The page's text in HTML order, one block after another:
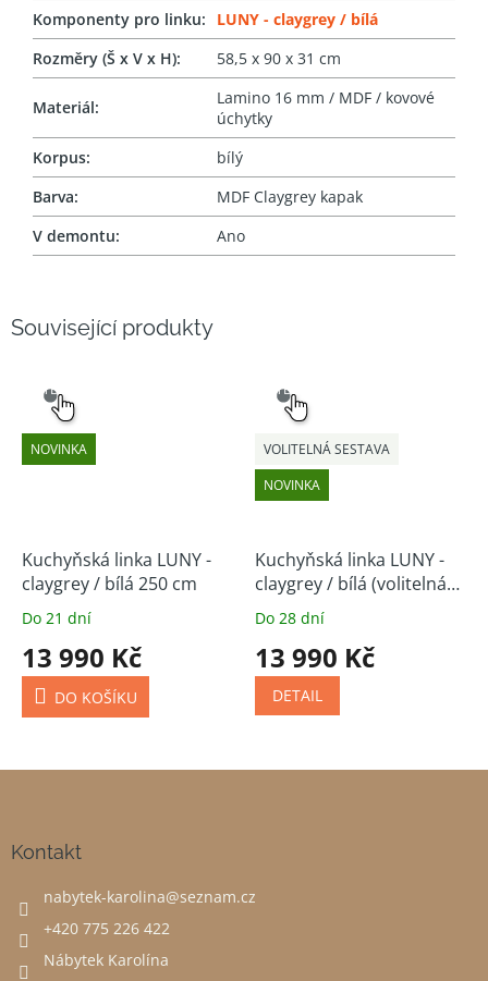
Související produkty
NOVINKA
VÝBĚR
Kuchyňská linka LUNY -
claygrey / bílá 250 cm
Do 21 dní
13 990 Kč
DO KOŠÍKU
NOVINKA
VOLITELNÁ SESTAVA
VÝBĚR
Kuchyňská linka LUNY -
claygrey / bílá (volitelná
sestava)
Do 28 dní
13 990 Kč
DETAIL
Komponenty pro linku:
LUNY - claygrey / bílá
Rozměry (Š x V x H): 58,5 x 90 x 31 cm
Materiál:
Lamino 16 mm / MDF / kovové
úchytky
Korpus:
bílý
Barva:
MDF Claygrey kapak
V demontu: Ano
Kontakt
nabytek-karolina@seznam.cz
+420 775 226 422
Nábytek Karolína